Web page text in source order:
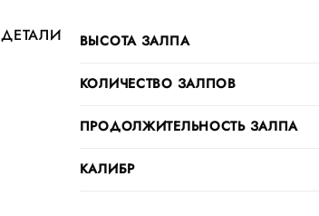
ДЕТАЛИ ВЫСОТА ЗАЛПА
КОЛИЧЕСТВО ЗАЛПОВ
ПРОДОЛЖИТЕЛЬНОСТЬ ЗАЛПА
КАЛИБР